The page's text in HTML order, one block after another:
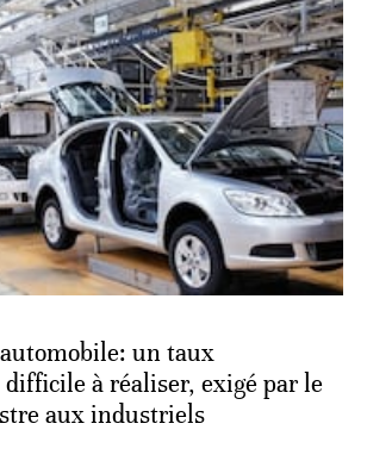
un taux
à réaliser, exigé par le
aux industriels